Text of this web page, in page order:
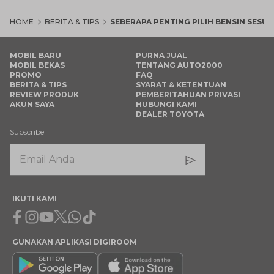
HOME BERITA & TIPS SEBERAPA PENTING PILIH BENSIN
MOBIL BARU
MOBIL BEKAS
PROMO
BERITA & TIPS
REVIEW PRODUK
AKUN SAYA
PURNA JUAL
TENTANG AUTO2000
FAQ
SYARAT & KETENTUAN
PEMBERITAHUAN PRIVASI
HUBUNGI KAMI
DEALER TOYOTA
Subscribe
IKUTI KAMI
Facebook
Instagram
Youtube
X Whatsapp
Tiktok
GUNAKAN APLIKASI DIGIROOM